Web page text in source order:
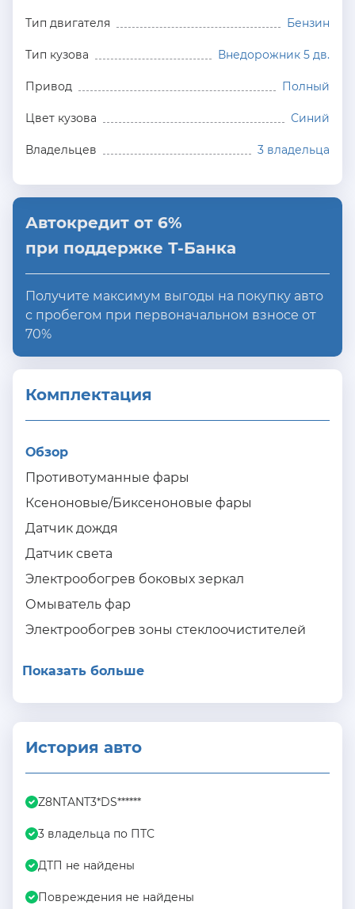
Тип двигателя Бензин
Тип кузова Внедорожник 5 дв.
Привод Полный
Цвет кузова Синий
Владельцев 3 владельца
Автокредит от 6%
при поддержке Т-Банка
Получите максимум выгоды на покупку авто
с пробегом при первоначальном взносе от
70%
Комплектация
Обзор
Противотуманные фары
Ксеноновые/Биксеноновые фары
Датчик дождя
Датчик света
Электрообогрев боковых зеркал
Омыватель фар
Электрообогрев зоны стеклоочистителей
Показать больше
История авто
Z8NTANT3*DS******
3 владельца по ПТС
ДТП не найдены
Повреждения не найдены